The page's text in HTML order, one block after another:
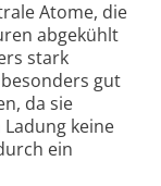
Atome, die
abgekühlt
stark
gut
da sie
keine
ein